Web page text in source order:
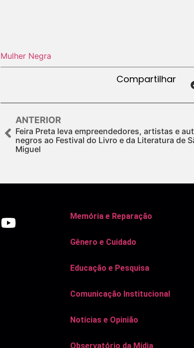
Mulher Negra
Compartilhar
ANTERIOR
Feira Preta leva empreendedores, artistas e
negros ao Festival do Livro e da Literatura de
Miguel
Memória e Reparação
Gênero e Cuidado
Educação e Pesquisa
Comunicação Institucional
Notícias e Opinião
Observatório da Mídia